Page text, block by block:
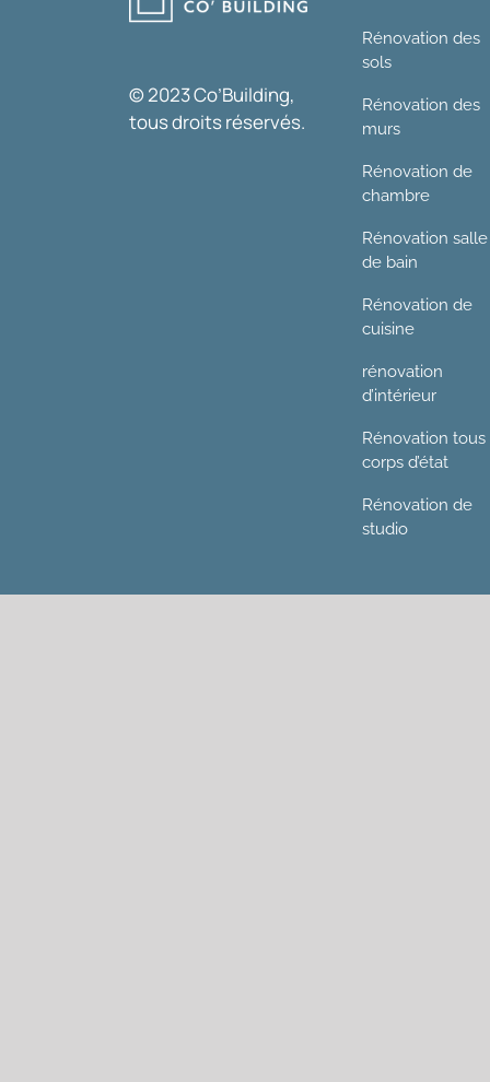
© 2023 Co’Building,
tous droits réservés.
Rénovation des
sols
Rénovation des
murs
Rénovation de
chambre
Rénovation salle
de bain
Rénovation de
cuisine
rénovation
d’intérieur
Rénovation tous
corps d’état
Rénovation de
studio